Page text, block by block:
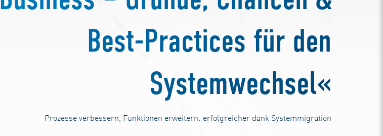
Best-Practices für den
Systemwechsel«
Prozesse verbessern, Funktionen erweitern: erfolgreicher dank Systemmigration